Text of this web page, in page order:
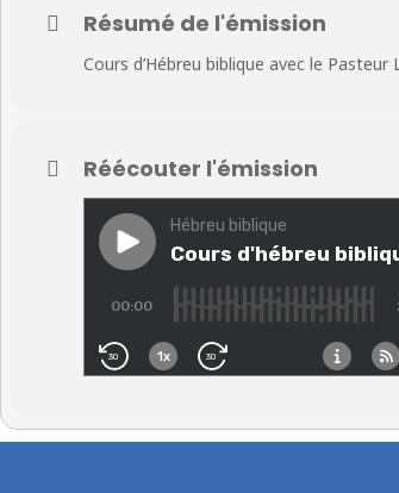
Résumé de l'émission
Cours d’Hébreu biblique avec le Pasteur
Réécouter l'émission